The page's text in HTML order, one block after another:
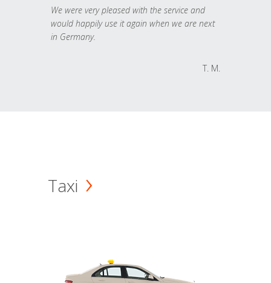
We were very pleased with the service and
would happily use it again when we are next
in Germany.
T. M.
Taxi